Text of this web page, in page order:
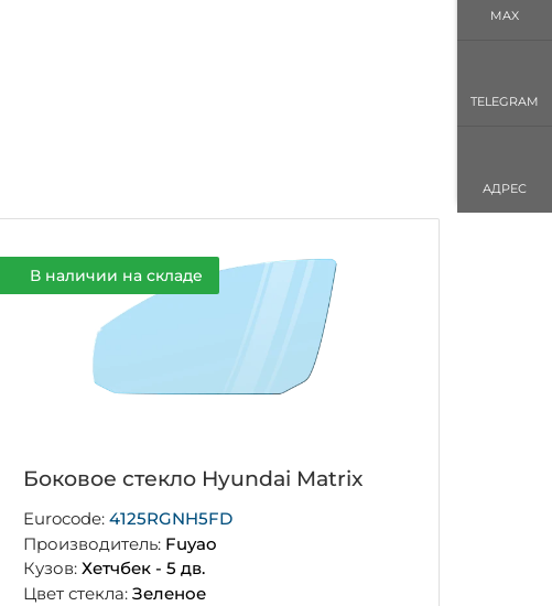
В наличии на складе
Боковое стекло Hyundai Matrix
Eurocode:4125RGNH5FD
Производитель: Fuyao
Кузов:Хетчбек - 5 дв.
Цвет стекла:Зеленое
MAX
TELEGRAM
АДРЕС